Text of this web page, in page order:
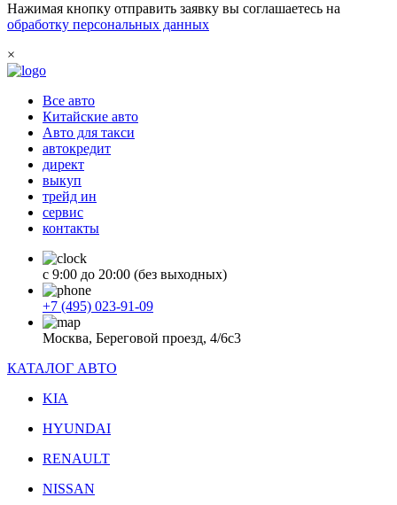
Нажимая кнопку отправить заявку вы соглашаетесь на
обработку персональных данных
×
Все авто
Китайские авто
Авто для такси
автокредит
директ
выкуп
трейд ин
сервис
контакты
с 9:00 до 20:00 (без выходных)
+7 (495) 023-91-09
Москва, Береговой проезд, 4/6с3
КАТАЛОГ АВТО
KIA
HYUNDAI
RENAULT
NISSAN